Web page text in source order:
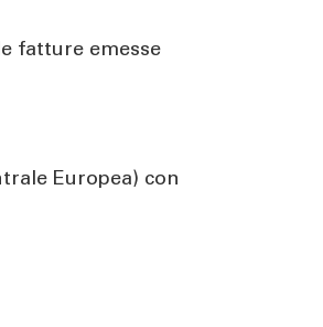
fatture emesse
Europea) con